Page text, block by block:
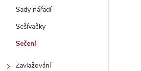
Sady nářadí
Sešívačky
Sečení
Zavlažování